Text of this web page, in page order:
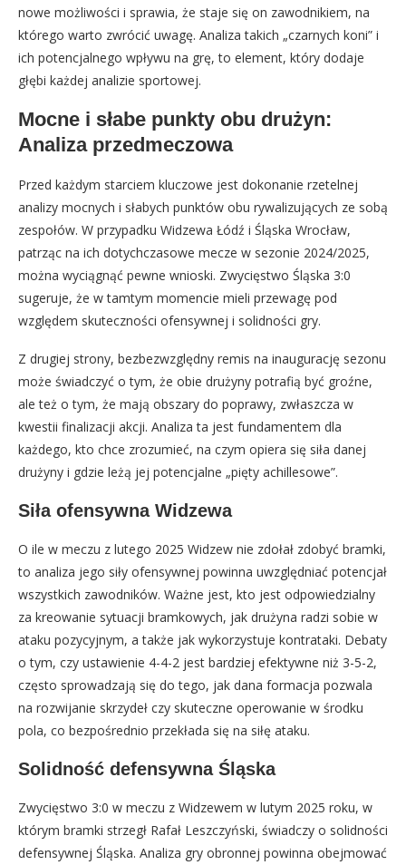
nowe możliwości i sprawia, że staje się on zawodnikiem, na
którego warto zwrócić uwagę. Analiza takich „czarnych koni” i
ich potencjalnego wpływu na grę, to element, który dodaje
głębi każdej analizie sportowej.
Mocne i słabe punkty obu drużyn:
Analiza przedmeczowa
Przed każdym starciem kluczowe jest dokonanie rzetelnej
analizy mocnych i słabych punktów obu rywalizujących ze sobą
zespołów. W przypadku Widzewa Łódź i Śląska Wrocław,
patrząc na ich dotychczasowe mecze w sezonie 2024/2025,
można wyciągnąć pewne wnioski. Zwycięstwo Śląska 3:0
sugeruje, że w tamtym momencie mieli przewagę pod
względem skuteczności ofensywnej i solidności gry.
Z drugiej strony, bezbezwzględny remis na inaugurację sezonu
może świadczyć o tym, że obie drużyny potrafią być groźne,
ale też o tym, że mają obszary do poprawy, zwłaszcza w
kwestii finalizacji akcji. Analiza ta jest fundamentem dla
każdego, kto chce zrozumieć, na czym opiera się siła danej
drużyny i gdzie leżą jej potencjalne „pięty achillesowe”.
Siła ofensywna Widzewa
O ile w meczu z lutego 2025 Widzew nie zdołał zdobyć bramki,
to analiza jego siły ofensywnej powinna uwzględniać potencjał
wszystkich zawodników. Ważne jest, kto jest odpowiedzialny
za kreowanie sytuacji bramkowych, jak drużyna radzi sobie w
ataku pozycyjnym, a także jak wykorzystuje kontrataki. Debaty
o tym, czy ustawienie 4-4-2 jest bardziej efektywne niż 3-5-2,
często sprowadzają się do tego, jak dana formacja pozwala
na rozwijanie skrzydeł czy skuteczne operowanie w środku
pola, co bezpośrednio przekłada się na siłę ataku.
Solidność defensywna Śląska
Zwycięstwo 3:0 w meczu z Widzewem w lutym 2025 roku, w
którym bramki strzegł Rafał Leszczyński, świadczy o solidności
defensywnej Śląska. Analiza gry obronnej powinna obejmować